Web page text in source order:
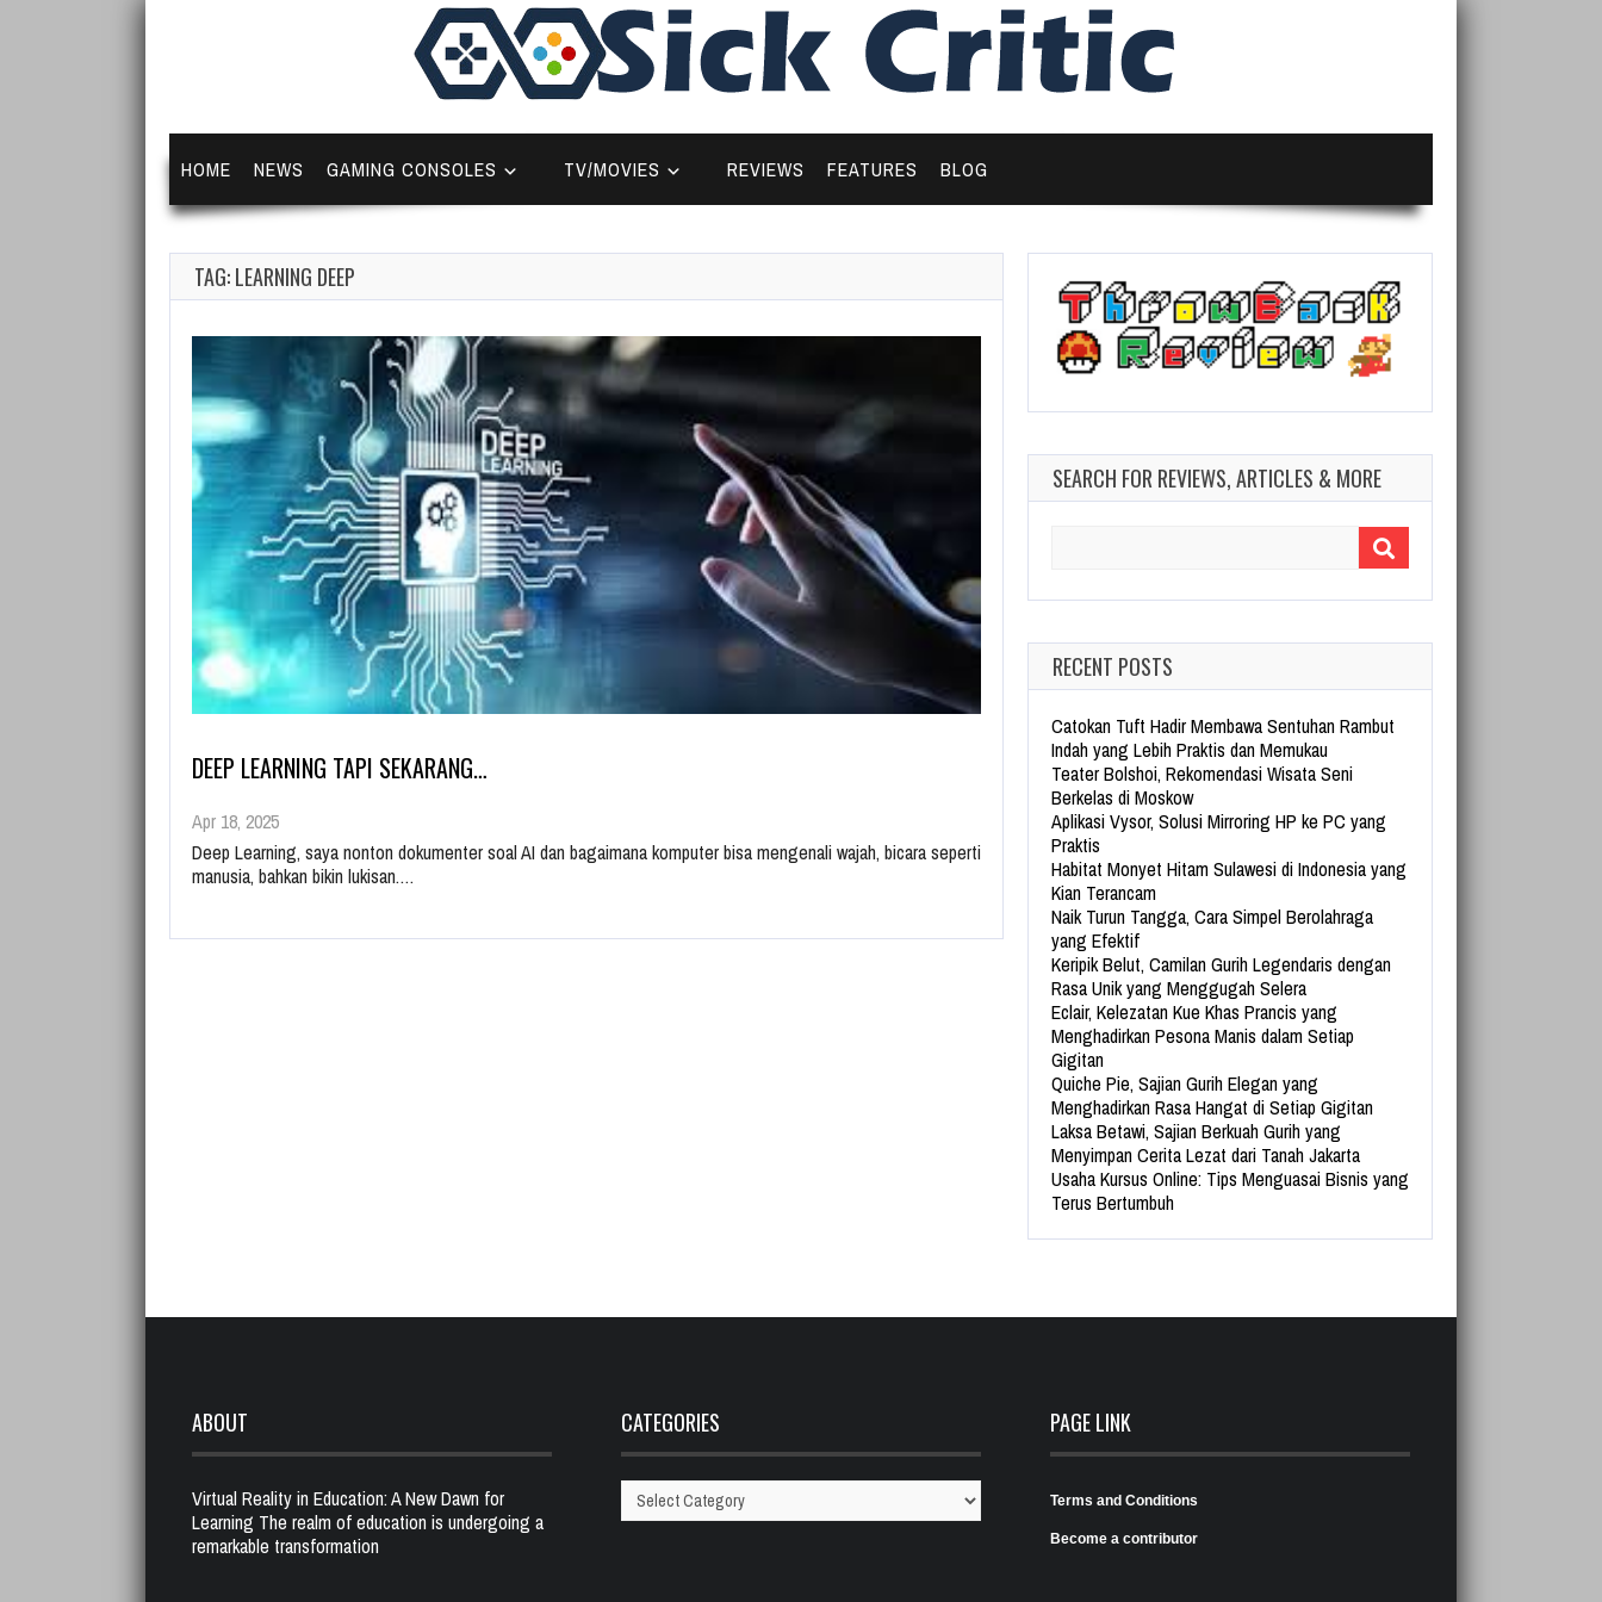
HOME NEWS GAMING CONSOLES TV/MOVIES REVIEWS FEATURES BLOG
TAG: LEARNING DEEP
DEEP LEARNING TAPI SEKARANG…
Apr 18, 2025
Deep Learning, saya nonton dokumenter soal AI dan bagaimana komputer bisa mengenali wajah, bicara seperti
manusia, bahkan bikin lukisan.…
SEARCH FOR REVIEWS, ARTICLES & MORE
RECENT POSTS
Catokan Tuft Hadir Membawa Sentuhan Rambut
Indah yang Lebih Praktis dan Memukau
Teater Bolshoi, Rekomendasi Wisata Seni
Berkelas di Moskow
Aplikasi Vysor, Solusi Mirroring HP ke PC yang
Praktis
Habitat Monyet Hitam Sulawesi di Indonesia yang
Kian Terancam
Naik Turun Tangga, Cara Simpel Berolahraga
yang Efektif
Keripik Belut, Camilan Gurih Legendaris dengan
Rasa Unik yang Menggugah Selera
Eclair, Kelezatan Kue Khas Prancis yang
Menghadirkan Pesona Manis dalam Setiap
Gigitan
Quiche Pie, Sajian Gurih Elegan yang
Menghadirkan Rasa Hangat di Setiap Gigitan
Laksa Betawi, Sajian Berkuah Gurih yang
Menyimpan Cerita Lezat dari Tanah Jakarta
Usaha Kursus Online: Tips Menguasai Bisnis yang
Terus Bertumbuh
ABOUT
Virtual Reality in Education: A New Dawn for
Learning The realm of education is undergoing a
remarkable transformation
CATEGORIES
Categories
PAGE LINK
Terms and Conditions
Become a contributor